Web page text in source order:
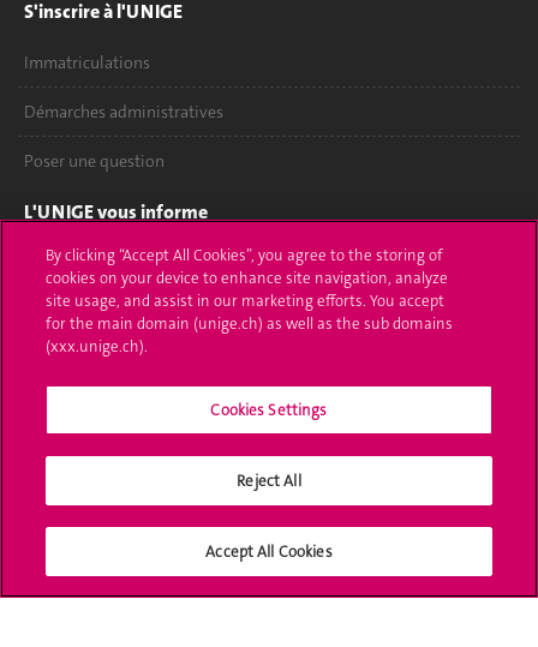
S'inscrire à l'UNIGE
Immatriculations
Démarches administratives
Poser une question
L'UNIGE vous informe
UNIGE Mobile
Médias
Offres d'emploi
Calendrier académique
Médias sociaux UNIGE
By clicking “Accept All Cookies”, you agree to the storing of
cookies on your device to enhance site navigation, analyze
site usage, and assist in our marketing efforts. You accept
for the main domain (unige.ch) as well as the sub domains
(xxx.unige.ch).
Cookies Settings
Reject All
Accept All Cookies